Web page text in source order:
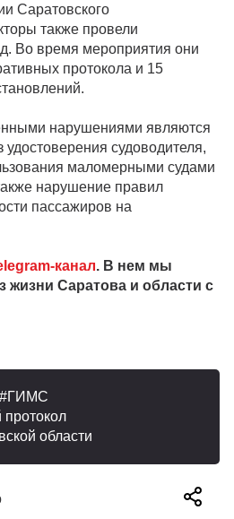
Саратовского
также провели
Во время мероприятия они
протокола и 15
нарушениями являются
судоводителя,
маломерными судами
нарушение правил
пассажиров на
канал. В нем мы
жизни Саратова и области с
ГИМС
области